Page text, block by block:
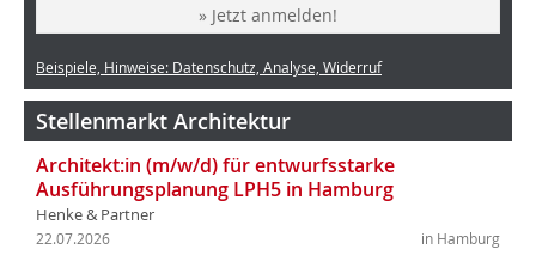
» Jetzt anmelden!
Beispiele, Hinweise: Datenschutz, Analyse, Widerruf
Stellenmarkt Architektur
Architekt:in (m/w/d) für entwurfsstarke
Ausführungsplanung LPH5 in Hamburg
Henke & Partner
in Hamburg
22.07.2026